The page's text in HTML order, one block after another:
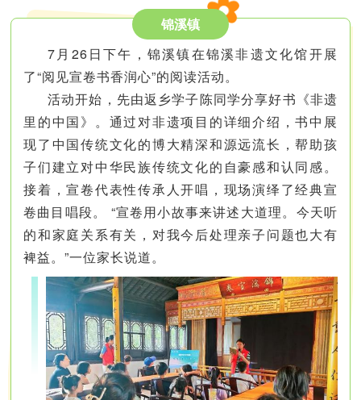
锦溪镇
7月26日下午，锦溪镇在锦溪非遗文化馆开展
了“阅见宣卷书香润心”的阅读活动。
活动开始，先由返乡学子陈同学分享好书《非遗
里的中国》。通过对非遗项目的详细介绍，书中展
现了中国传统文化的博大精深和源远流长，帮助孩
子们建立对中华民族传统文化的自豪感和认同感。
接着，宣卷代表性传承人开唱，现场演绎了经典宣
卷曲目唱段。 “宣卷用小故事来讲述大道理。今天听
的和家庭关系有关，对我今后处理亲子问题也大有
裨益。”一位家长说道。